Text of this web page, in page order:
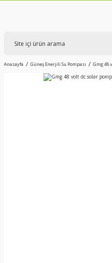
Anasayfa Güneş Enerjili Su Pompası Gmg 48